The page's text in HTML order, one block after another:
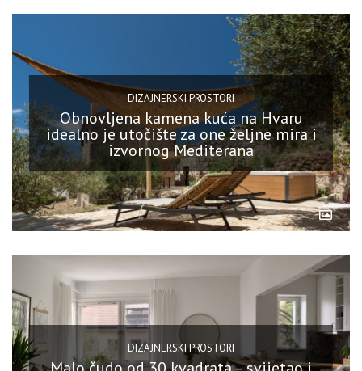
DIZAJNERSKI PROSTORI
Obnovljena kamena kuća na Hvaru
idealno je utočište za one željne mira i
izvornog Mediterana
DIZAJNERSKI PROSTORI